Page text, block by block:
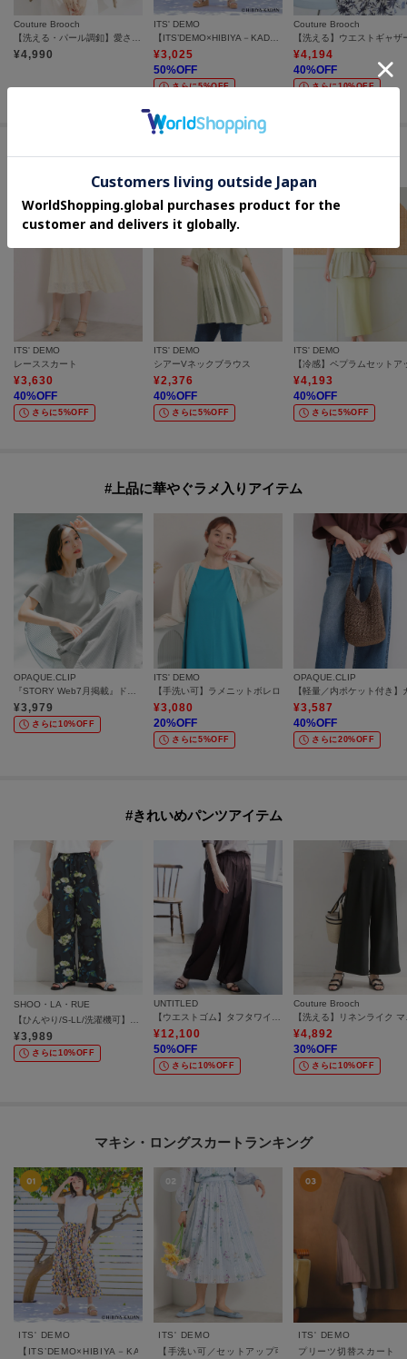
Couture Brooch
¥4,990
ITS' DEMO
¥3,025
50%OFF
さらに5%OFF
Couture Brooch
¥4,194
40%OFF
さらに10%OFF
セールアイテムからのおすすめ
ITS' DEMO
レーススカート
¥3,630
40%OFF
さらに5%OFF
ITS' DEMO
シアーVネックブラウス
¥2,376
40%OFF
さらに5%OFF
ITS' DEMO
【冷感】ペプラムセットア
¥4,193
40%OFF
さらに5%OFF
#上品に華やぐラメ入りアイテム
OPAQUE.CLIP
¥3,979
さらに10%OFF
ITS' DEMO
【手洗い可】ラメニットボレロ
¥3,080
20%OFF
さらに5%OFF
OPAQUE.CLIP
¥3,587
40%OFF
さらに20%OFF
#きれいめパンツアイテム
SHOO・LA・RUE
【ひんやり/S-LL/洗濯機可】無地コーデのアクセントに 水彩フラワープリントイージーワイドパンツ
¥3,989
さらに10%OFF
UNTITLED
【ウエストゴム】タフタワイドパンツ
¥12,100
50%OFF
さらに10%OFF
Couture Brooch
【
¥4,892
30%OFF
さらに10%OFF
マキシ・ロングスカートランキング
ITS' DEMO
【ITS’DEMO×HIBIYA－KADAN】ギャザースカート
ITS' DEMO
【手洗い可／セットアップ可】ラメストライプ花柄スカ
ITS' DEMO
プリーツ切替スカート